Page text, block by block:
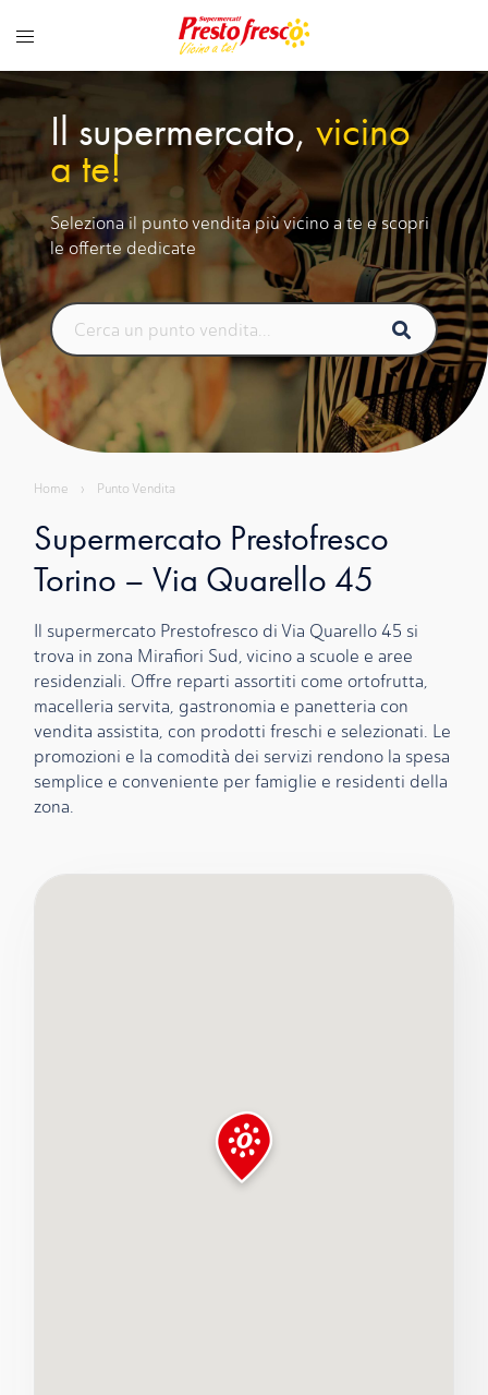
Home › Punto Vendita
Il supermercato, vicino
a te!
Seleziona il punto vendita più vicino a te e scopri
le offerte dedicate
Supermercato Prestofresco
Torino – Via Quarello 45
Il supermercato Prestofresco di Via Quarello 45 si
trova in zona Mirafiori Sud, vicino a scuole e aree
residenziali. Offre reparti assortiti come ortofrutta,
macelleria servita, gastronomia e panetteria con
vendita assistita, con prodotti freschi e selezionati. Le
promozioni e la comodità dei servizi rendono la spesa
semplice e conveniente per famiglie e residenti della
zona.